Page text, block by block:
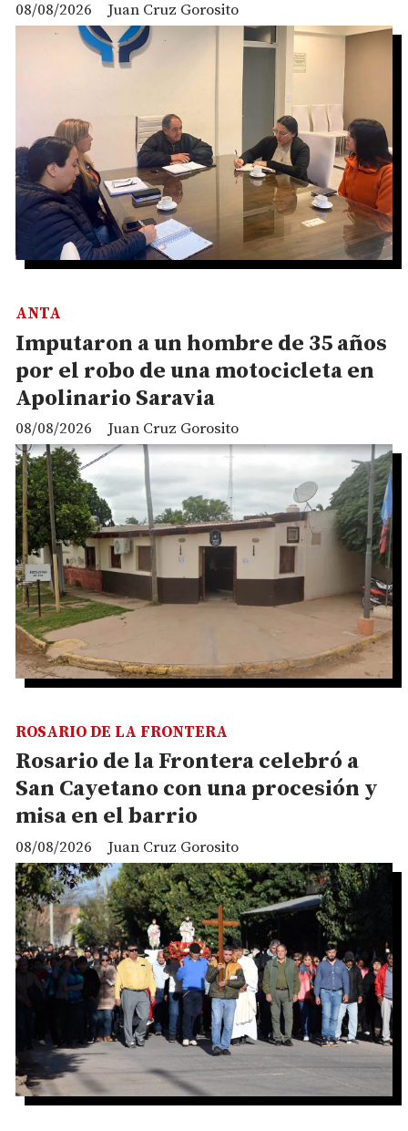
Juan Cruz Gorosito
08/08/2026
Imputaron a un hombre de 35 años
por el robo de una motocicleta en
Apolinario Saravia
Juan Cruz Gorosito
ANTA
08/08/2026
Rosario de la Frontera celebró a
San Cayetano con una procesión y
misa en el barrio
Juan Cruz Gorosito
ROSARIO DE LA FRONTERA
08/08/2026